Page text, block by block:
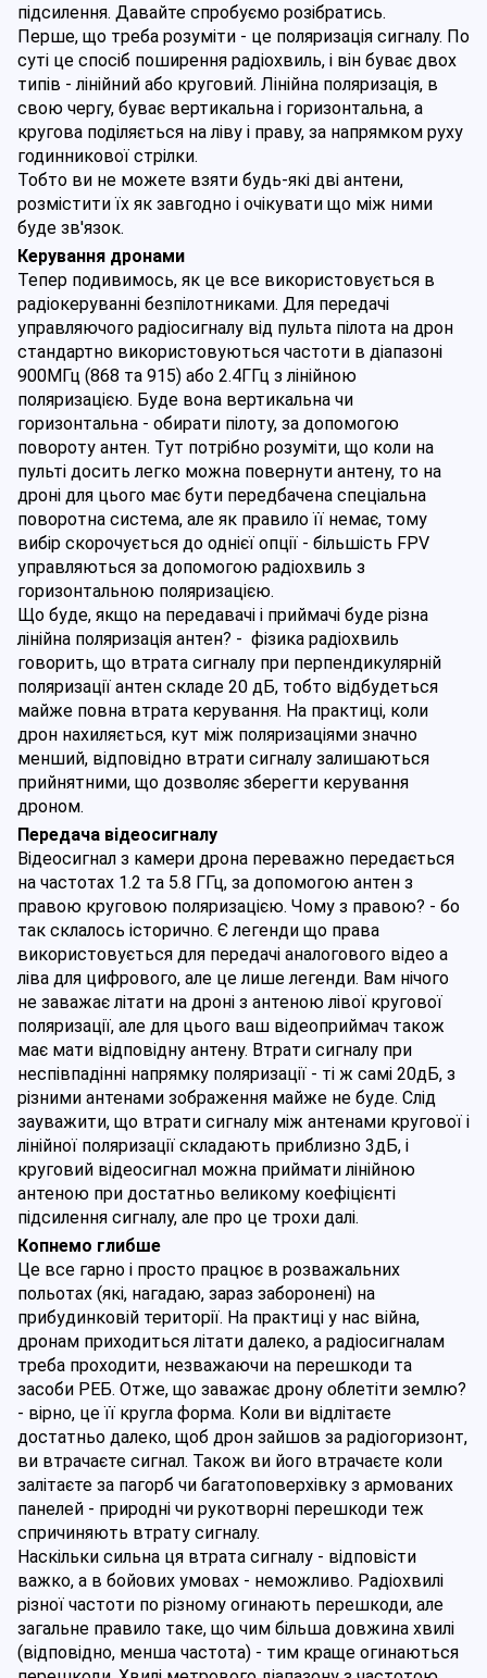
підсилення. Давайте спробуємо розібратись.
Перше, що треба розуміти - це поляризація сигналу. По
суті це спосіб поширення радіохвиль, і він буває двох
типів - лінійний або круговий. Лінійна поляризація, в
свою чергу, буває вертикальна і горизонтальна, а
кругова поділяється на ліву і праву, за напрямком руху
годинникової стрілки.
Тобто ви не можете взяти будь-які дві антени,
розмістити їх як завгодно і очікувати що між ними
буде зв'язок.
Керування дронами
Тепер подивимось, як це все використовується в
радіокеруванні безпілотниками. Для передачі
управляючого радіосигналу від пульта пілота на дрон
стандартно використовуються частоти в діапазоні
900МГц (868 та 915) або 2.4ГГц з лінійною
поляризацією. Буде вона вертикальна чи
горизонтальна - обирати пілоту, за допомогою
повороту антен. Тут потрібно розуміти, що коли на
пульті досить легко можна повернути антену, то на
дроні для цього має бути передбачена спеціальна
поворотна система, але як правило її немає, тому
вибір скорочується до однієї опції - більшість FPV
управляються за допомогою радіохвиль з
горизонтальною поляризацією.
Що буде, якщо на передавачі і приймачі буде різна
лінійна поляризація антен? -  фізика радіохвиль
говорить, що втрата сигналу при перпендикулярній
поляризації антен складе 20 дБ, тобто відбудеться
майже повна втрата керування. На практиці, коли
дрон нахиляється, кут між поляризаціями значно
менший, відповідно втрати сигналу залишаються
прийнятними, що дозволяє зберегти керування
дроном.
Передача відеосигналу
Відеосигнал з камери дрона переважно передається
на частотах 1.2 та 5.8 ГГц, за допомогою антен з
правою круговою поляризацією. Чому з правою? - бо
так склалось історично. Є легенди що права
використовується для передачі аналогового відео а
ліва для цифрового, але це лише легенди. Вам нічого
не заважає літати на дроні з антеною лівої кругової
поляризації, але для цього ваш відеоприймач також
має мати відповідну антену. Втрати сигналу при
неспівпадінні напрямку поляризації - ті ж самі 20дБ, з
різними антенами зображення майже не буде. Слід
зауважити, що втрати сигналу між антенами кругової і
лінійної поляризації складають приблизно 3дБ, і
круговий відеосигнал можна приймати лінійною
антеною при достатньо великому коефіцієнті
підсилення сигналу, але про це трохи далі.
Копнемо глибше
Це все гарно і просто працює в розважальних
польотах (які, нагадаю, зараз заборонені) на
прибудинковій території. На практиці у нас війна,
дронам приходиться літати далеко, а радіосигналам
треба проходити, незважаючи на перешкоди та
засоби РЕБ. Отже, що заважає дрону облетіти землю?
- вірно, це її кругла форма. Коли ви відлітаєте
достатньо далеко, щоб дрон зайшов за радіогоризонт,
ви втрачаєте сигнал. Також ви його втрачаєте коли
залітаєте за пагорб чи багатоповерхівку з армованих
панелей - природні чи рукотворні перешкоди теж
спричиняють втрату сигналу.
Наскільки сильна ця втрата сигналу - відповісти
важко, а в бойових умовах - неможливо. Радіохвилі
різної частоти по різному огинають перешкоди, але
загальне правило таке, що чим більша довжина хвилі
(відповідно, менша частота) - тим краще огинаються